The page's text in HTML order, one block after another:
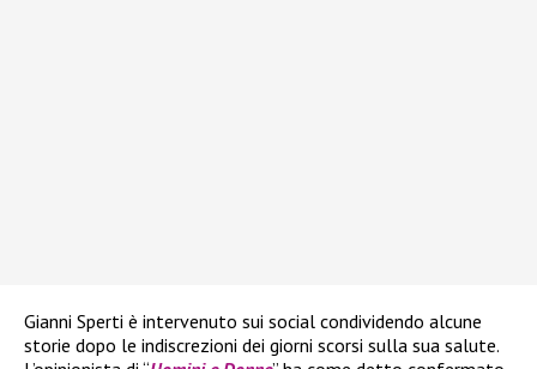
Gianni Sperti è intervenuto sui social condividendo alcune
storie dopo le indiscrezioni dei giorni scorsi sulla sua salute.